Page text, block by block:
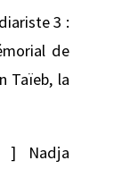
3 :
de
Taïeb, la
] Nadja